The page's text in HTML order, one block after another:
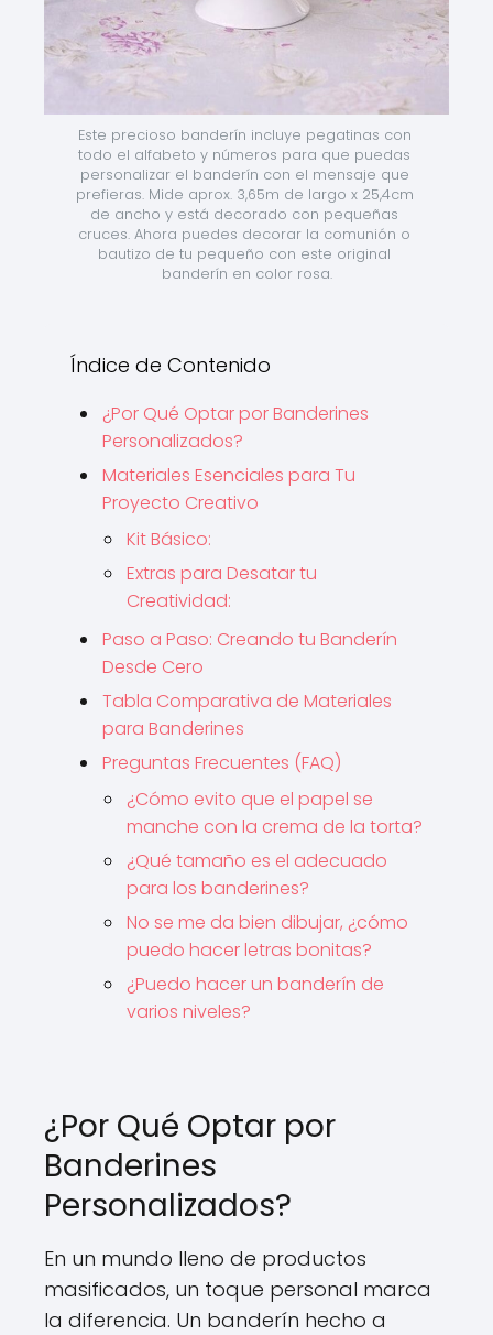
Este precioso banderín incluye pegatinas con
todo el alfabeto y números para que puedas
personalizar el banderín con el mensaje que
prefieras. Mide aprox. 3,65m de largo x 25,4cm
de ancho y está decorado con pequeñas
cruces. Ahora puedes decorar la comunión o
bautizo de tu pequeño con este original
banderín en color rosa.
Índice de Contenido
¿Por Qué Optar por Banderines
Personalizados?
Materiales Esenciales para Tu
Proyecto Creativo
Kit Básico:
Extras para Desatar tu
Creatividad:
Paso a Paso: Creando tu Banderín
Desde Cero
Tabla Comparativa de Materiales
para Banderines
Preguntas Frecuentes (FAQ)
¿Cómo evito que el papel se
manche con la crema de la torta?
¿Qué tamaño es el adecuado
para los banderines?
No se me da bien dibujar, ¿cómo
puedo hacer letras bonitas?
¿Puedo hacer un banderín de
varios niveles?
¿Por Qué Optar por
Banderines
Personalizados?
En un mundo lleno de productos
masificados, un toque personal marca
la diferencia. Un banderín hecho a